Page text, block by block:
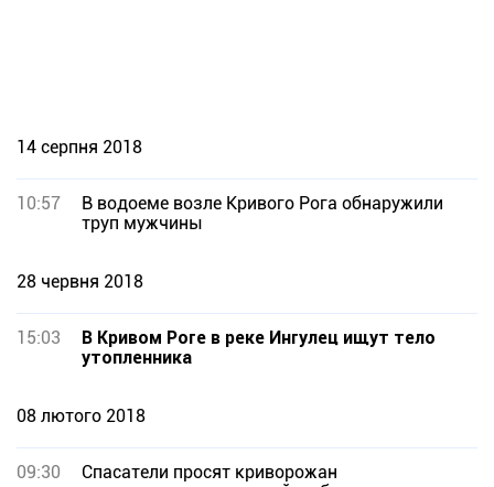
14 серпня 2018
10:57
В водоеме возле Кривого Рога обнаружили
труп мужчины
28 червня 2018
15:03
В Кривом Роге в реке Ингулец ищут тело
утопленника
08 лютого 2018
09:30
Спасатели просят криворожан